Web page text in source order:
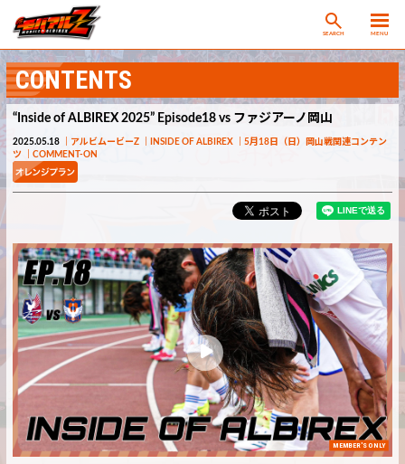
SEARCH MENU
CONTENTS
“Inside of ALBIREX 2025” Episode18 vs ファジアーノ岡山
2025.05.18 アルビムービーZ INSIDE OF ALBIREX
5月18日（日）岡山戦関連コンテン
ツ
COMMENT-ON
MEMBER'S ONLY